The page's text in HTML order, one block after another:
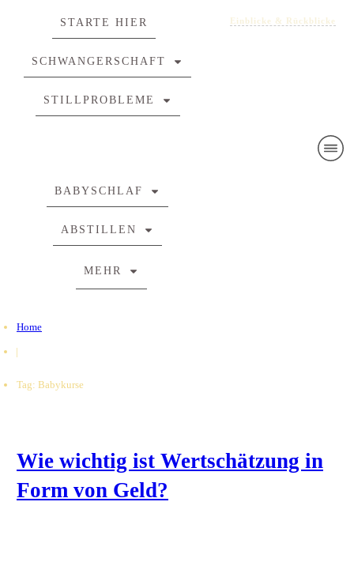
STARTE HIER
SCHWANGERSCHAFT
STILLPROBLEME
BABYSCHLAF
ABSTILLEN
MEHR
Home
|
Tag: Babykurse
Wie wichtig ist Wertschätzung in
Form von Geld?
Einblicke & Rückblicke